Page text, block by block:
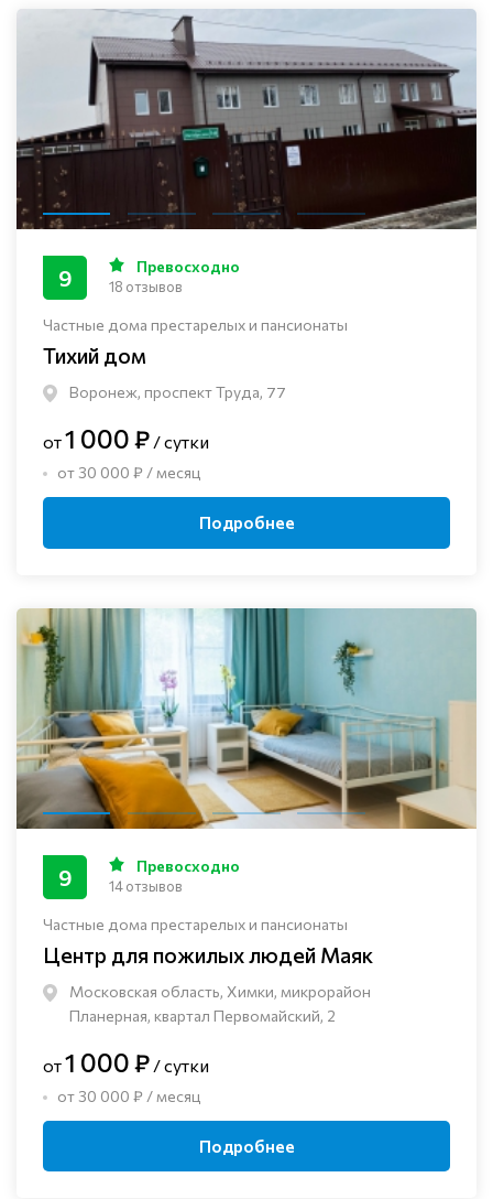
Частные дома престарелых и пансионаты
Тихий дом
Воронеж, проспект Труда, 77
9 Превосходно
18 отзывов
от1 000 ₽ / сутки
от 30 000 ₽ / месяц
Подробнее
Частные дома престарелых и пансионаты
Центр для пожилых людей Маяк
Московская область, Химки, микрорайон
Планерная, квартал Первомайский, 2
9 Превосходно
14 отзывов
от1 000 ₽ / сутки
от 30 000 ₽ / месяц
Подробнее